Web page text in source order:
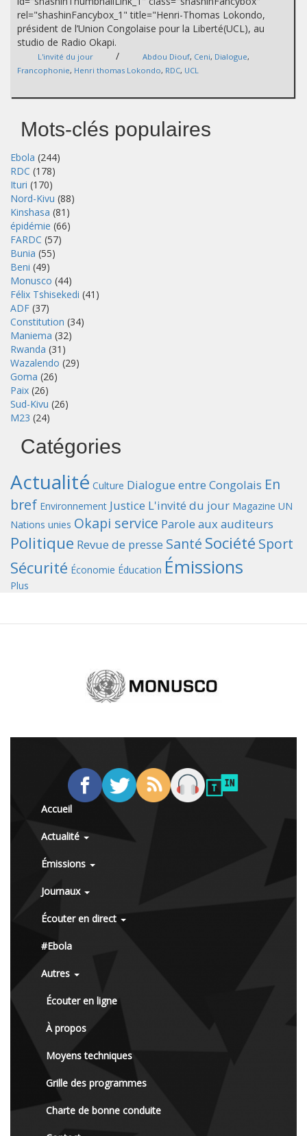
rel="shashinFancybox_1" title="Henri-Thomas Lokondo,
président de l’Union Congolaise pour la Liberté(UCL), au
studio de Radio Okapi.
L'invité du jour / Abdou Diouf, Ceni, Dialogue,
Francophonie, Henri thomas Lokondo, RDC, UCL
Mots-clés populaires
Ebola (244)
RDC (178)
Ituri (170)
Nord-Kivu (88)
Kinshasa (81)
épidémie (66)
FARDC (57)
Bunia (55)
Beni (49)
Monusco (44)
Félix Tshisekedi (41)
ADF (37)
Constitution (34)
Maniema (32)
Rwanda (31)
Wazalendo (29)
Goma (26)
Paix (26)
Sud-Kivu (26)
M23 (24)
Catégories
Actualité Culture Dialogue entre Congolais En
bref Environnement Justice L'invité du jour Magazine UN
Nations unies Okapi service Parole aux auditeurs
Politique Revue de presse Santé Société Sport
Sécurité Économie Éducation Émissions
Plus
Accueil
Actualité
Émissions
Journaux
Écouter en direct
#Ebola
Autres
Écouter en ligne
À propos
Moyens techniques
Grille des programmes
Charte de bonne conduite